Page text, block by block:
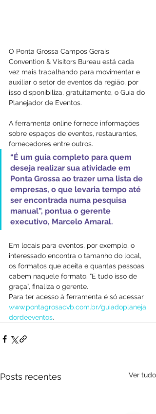
O Ponta Grossa Campos Gerais
Convention & Visitors Bureau está cada
vez mais trabalhando para movimentar e
auxiliar o setor de eventos da região, por
isso disponibiliza, gratuitamente, o Guia do
Planejador de Eventos.
A ferramenta online fornece informações
sobre espaços de eventos, restaurantes,
fornecedores entre outros.
“É um guia completo para quem
deseja realizar sua atividade em
Ponta Grossa ao trazer uma lista de
empresas, o que levaria tempo até
ser encontrada numa pesquisa
manual”, pontua o gerente
executivo, Marcelo Amaral.
Em locais para eventos, por exemplo, o
interessado encontra o tamanho do local,
os formatos que aceita e quantas pessoas
cabem naquele formato. “E tudo isso de
graça”, finaliza o gerente.
Para ter acesso à ferramenta é só acessar
www.pontagrosacvb.com.br/guiadoplaneja
dordeeventos.
Posts recentes Ver tudo